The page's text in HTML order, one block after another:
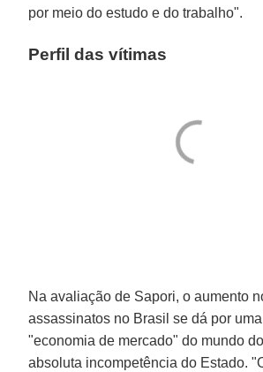
por meio do estudo e do trabalho".
Perfil das vítimas
Na avaliação de Sapori, o aumento
assassinatos no Brasil se dá por
"economia de mercado" do mundo
absoluta incompetência do Estado.